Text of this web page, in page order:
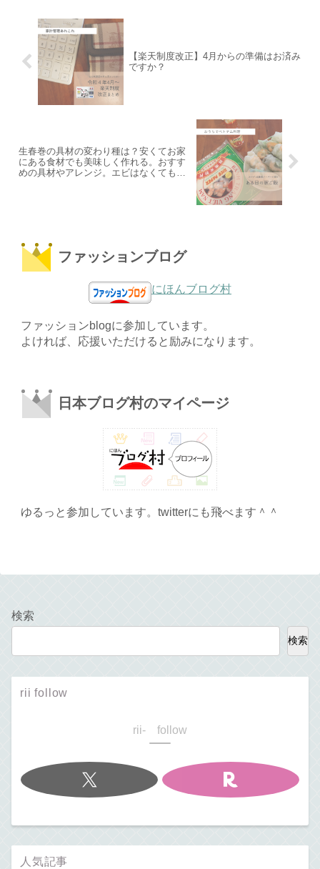
【楽天制度改正】4月からの準備はお済み
ですか？
生春巻の具材の変わり種は？安くてお家
にある食材でも美味しく作れる。おすす
めの具材やアレンジ。エビはなくても
ファッションブログ
にほんブログ村
ファッションblogに参加しています。
よければ、応援いただけると励みになります。
日本ブログ村のマイページ
ゆるっと参加しています。twitterにも飛べます＾＾
検索
検索
rii follow
rii- follow
人気記事